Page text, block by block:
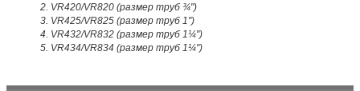
VR420/VR820 (размер труб ¾")
VR425/VR825 (размер труб 1")
VR432/VR832 (размер труб 1¼")
VR434/VR834 (размер труб 1¼")